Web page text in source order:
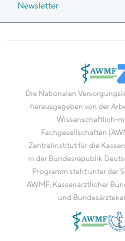
Newsletter
Die Nationalen
herausgegeben von der
Wissenschaftlich-
Fachgesellschaften
Zentralinstitut für die
in der Bundesrepublik
Programm steht unter der
AWMF, Kassenärztlicher
und